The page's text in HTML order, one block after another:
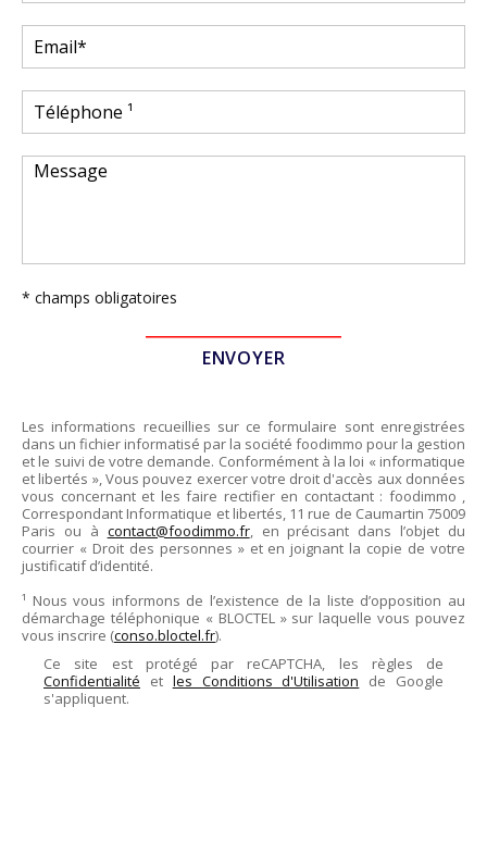
* champs obligatoires
Les informations recueillies sur ce formulaire sont enregistrées
dans un fichier informatisé par la société foodimmo pour la gestion
et le suivi de votre demande. Conformément à la loi « informatique
et libertés », Vous pouvez exercer votre droit d'accès aux données
vous concernant et les faire rectifier en contactant : foodimmo ,
Correspondant Informatique et libertés, 11 rue de Caumartin 75009
Paris ou à contact@foodimmo.fr, en précisant dans l’objet du
courrier « Droit des personnes » et en joignant la copie de votre
justificatif d’identité.
¹ Nous vous informons de l’existence de la liste d’opposition au
démarchage téléphonique « BLOCTEL » sur laquelle vous pouvez
vous inscrire (conso.bloctel.fr).
Ce site est protégé par reCAPTCHA, les règles de
Confidentialité et les Conditions d'Utilisation de Google
s'appliquent.